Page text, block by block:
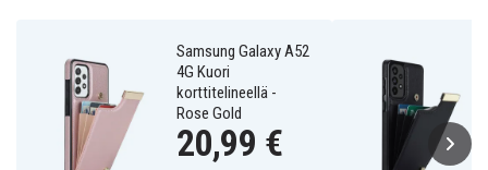
Materiaali Keinonahka
Samsung Galaxy A52
4G Kuori
korttitelineellä -
Rose Gold
20,99 €